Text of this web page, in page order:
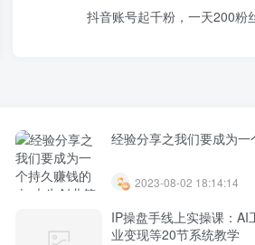
抖音账号起千粉，一天200粉
经验分享之我们要成为一
2023-08-02 18:14:14
IP操盘手线上实操课：AI
业变现等20节系统教学